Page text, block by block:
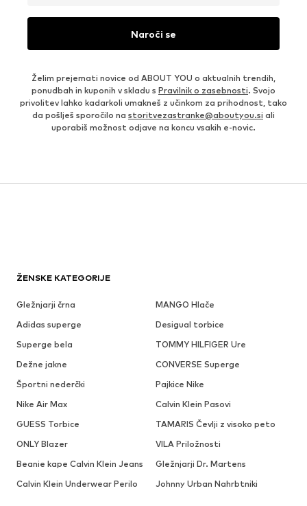
Naroči se
Želim prejemati novice od ABOUT YOU o aktualnih trendih,
ponudbah in kuponih v skladu s Pravilnik o zasebnosti. Svojo
privolitev lahko kadarkoli umakneš z učinkom za prihodnost, tako
da pošlješ sporočilo na storitvezastranke@aboutyou.si ali
uporabiš možnost odjave na koncu vsakih e-novic.
ŽENSKE KATEGORIJE
Gležnjarji črna
MANGO Hlače
Adidas superge
Desigual torbice
Superge bela
TOMMY HILFIGER Ure
Dežne jakne
CONVERSE Superge
Športni nederčki
Pajkice Nike
Nike Air Max
Calvin Klein Pasovi
GUESS Torbice
TAMARIS Čevlji z visoko peto
ONLY Blazer
VILA Priložnosti
Beanie kape Calvin Klein Jeans
Gležnjarji Dr. Martens
Calvin Klein Underwear Perilo
Johnny Urban Nahrbtniki